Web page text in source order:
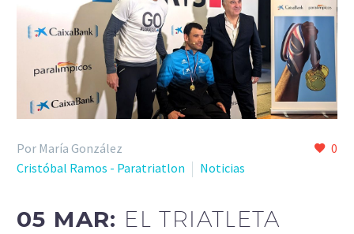
0
Por María González
Cristóbal Ramos - Paratriatlon
Noticias
05 MAR: EL TRIATLETA